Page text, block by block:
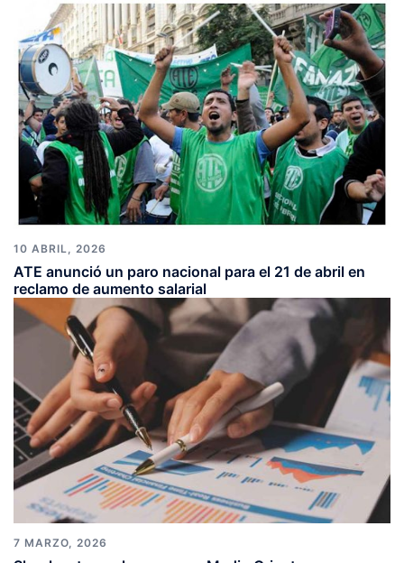
10 ABRIL, 2026
ATE anunció un paro nacional para el 21 de abril en
reclamo de aumento salarial
7 MARZO, 2026